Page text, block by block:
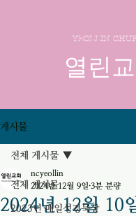
YEOLLIN
열린
게시물
전체 게시물
2023년 매일성경묵상
전체 게시물
2024년 12월 10
ncyeollin
2024년 12월 9일 3분 분량